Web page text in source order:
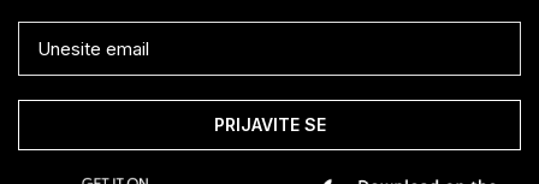
PRIJAVITE SE